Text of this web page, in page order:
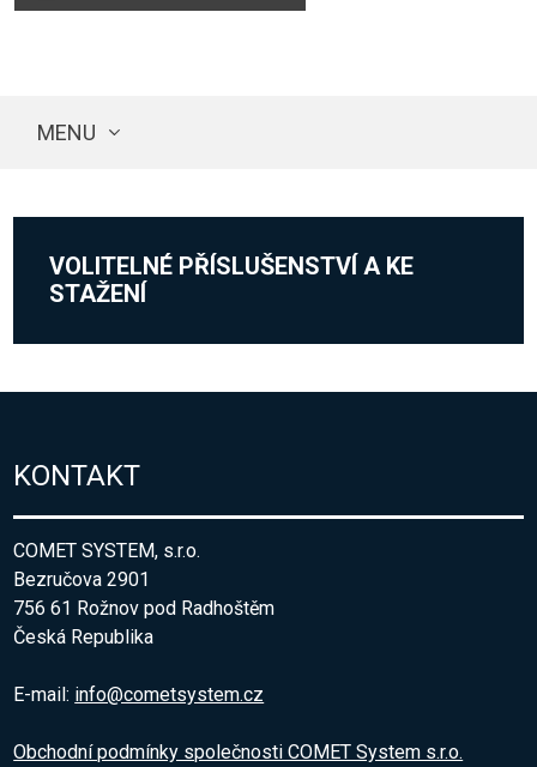
MENU
VOLITELNÉ PŘÍSLUŠENSTVÍ A KE
STAŽENÍ
KONTAKT
COMET SYSTEM, s.r.o.
Bezručova 2901
756 61 Rožnov pod Radhoštěm
Česká Republika
E-mail: info@cometsystem.cz
Obchodní podmínky společnosti COMET System s.r.o.